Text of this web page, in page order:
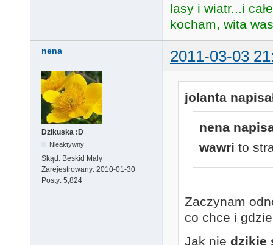
lasy i wiatr...i
kocham, wita
nena 2011-03-03
Dzikuska :D
Nieaktywny
Skąd: Beskid Mały
Zarejestrowany: 2010-01-30
Posty: 5,824
jolanta
nena
wawri to
Zaczynam
co chce i
Jak nie dzikie